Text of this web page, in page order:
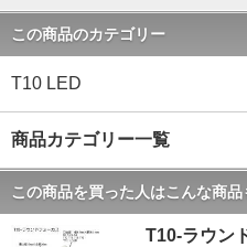
この商品のカテゴリー
T10 LED
商品カテゴリー一覧
この商品を買った人はこんな商
T10-ラウン